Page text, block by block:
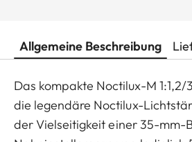
Allgemeine Beschreibung
Das kompakte Noctilux-M 1:1,2/
die legendäre Noctilux-
der Vielseitigkeit einer 35-mm-